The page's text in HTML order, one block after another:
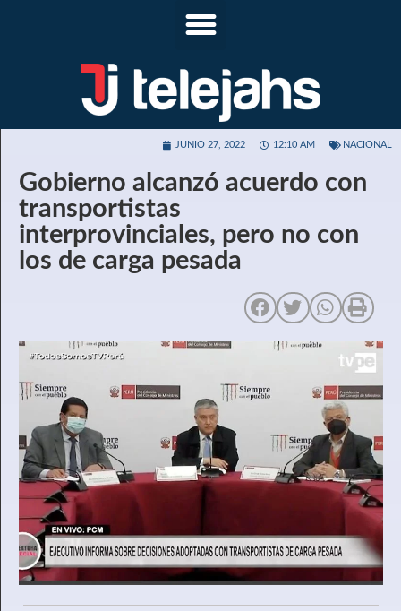
JUNIO 27, 2022 12:10 AM NACIONAL
Gobierno alcanzó acuerdo con
transportistas
interprovinciales, pero no con
los de carga pesada